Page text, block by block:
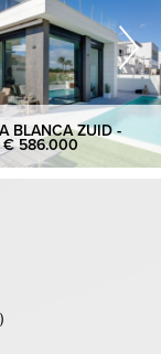
BLANCA ZUID -
€ 586.000